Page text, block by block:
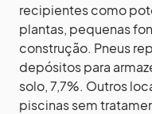
recipientes como
plantas, pequenas
construção. Pneus
depósitos para
solo, 7,7%. Outros
piscinas sem